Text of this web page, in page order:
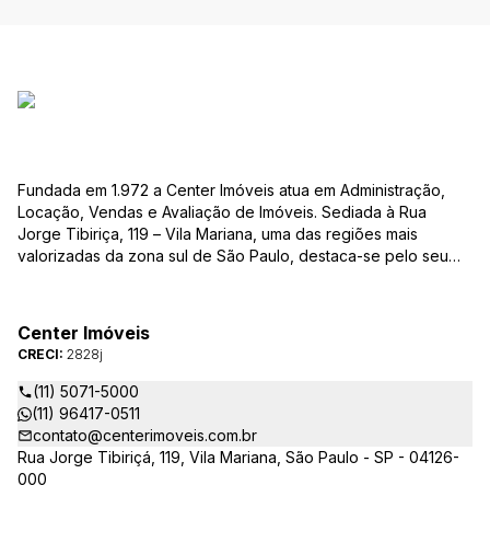
Fundada em 1.972 a Center Imóveis atua em Administração,
Locação, Vendas e Avaliação de Imóveis. Sediada à Rua
Jorge Tibiriça, 119 – Vila Mariana, uma das regiões mais
valorizadas da zona sul de São Paulo, destaca-se pelo seu
atuantes imobiliárias da região, credenciada junto ao Conselho
Regional dos Corretores de Imóveis (CRECI) e associada ao
Sindicato das Empresas de Compra, Venda, Locação e
Administração de Imóveis Residenciais e Comerciais de São
Paulo (SECOVI).
Center Imóveis
CRECI: 2828j
(11) 5071-5000
(11) 96417-0511
contato@centerimoveis.com.br
Rua Jorge Tibiriçá, 119, Vila Mariana, São Paulo - SP - 04126-
000